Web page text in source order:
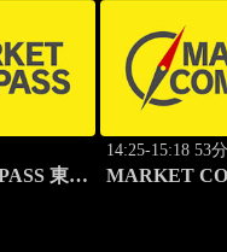
東証
14:25-15:18 53分
MARKET